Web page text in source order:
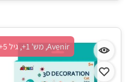
Avenir, מש' 1+, גיל 5+